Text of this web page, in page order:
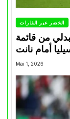
الخضر عبر القارات
من قائمة
أمام نانت
Mai 1, 2026